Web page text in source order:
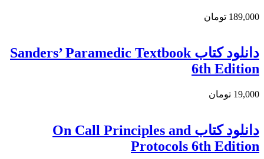
189,000 تومان
دانلود کتاب Sanders’ Paramedic Textbook
6th Edition
19,000 تومان
دانلود کتاب On Call Principles and
Protocols 6th Edition